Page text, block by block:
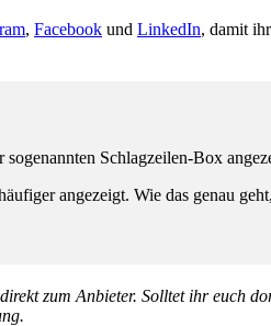
, Facebook und LinkedIn, damit
Schlagzeilen-Box
angezeigt. Wie das genau geht,
zum Anbieter. Solltet ihr euch